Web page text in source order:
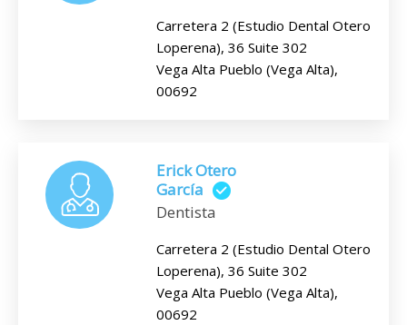
Carretera 2 (Estudio Dental Otero
Loperena), 36 Suite 302
Vega Alta Pueblo (Vega Alta),
00692
Erick Otero
García
Dentista
Carretera 2 (Estudio Dental Otero
Loperena), 36 Suite 302
Vega Alta Pueblo (Vega Alta),
00692